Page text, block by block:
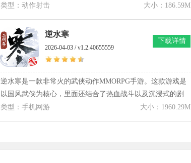
成各自的修行轨迹。
走大侠2026下载安装好，里面的游戏画风还挺萌的。玩家也
可以选择去升级自己的装备，享受到这种自由度有点高的冒
险体验。所以说暴走大侠2026这个游戏是真的非常适合一些
喜欢休闲娱乐的玩家来游玩。
大小：186.59M
类型：动作射击
逆水寒
2026-04-03 / v1.2.40655559
逆水寒是一款非常火的武侠动作MMORPG手游。这款游戏是
以国风武侠为核心，里面还结合了热血战斗以及沉浸式的剧
情，能够让玩家重回那个快意恩仇的武林世界。逆水寒内有
六大职业且各具特色，从碎梦到龙吟，每个角色都拥有其独
大小：1960.29M
类型：手机网游
下载详情